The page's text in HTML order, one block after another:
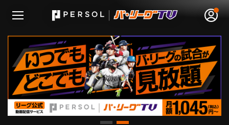
無料アカウント登録 ログイン
HOME